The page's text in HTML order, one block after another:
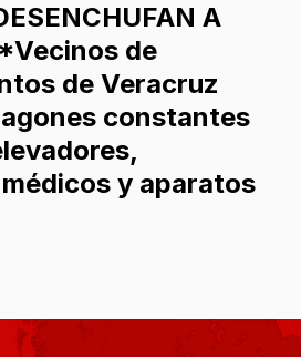
A
de
de Veracruz
constantes
y aparatos